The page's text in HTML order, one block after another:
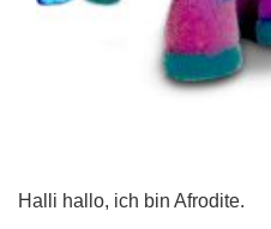
Halli hallo, ich bin Afrodite.